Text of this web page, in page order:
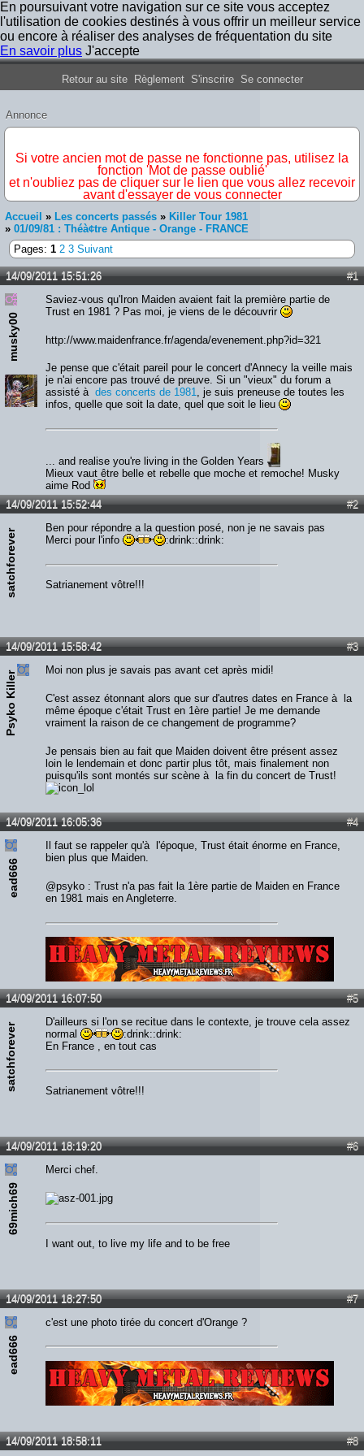
En poursuivant votre navigation sur ce site vous acceptez
l'utilisation de cookies destinés à vous offrir un meilleur service
ou encore à réaliser des analyses de fréquentation du site
En savoir plus J'accepte
Forum Iron Maiden France
Retour au site Règlement S'inscrire Se connecter
Annonce
Si votre ancien mot de passe ne fonctionne pas, utilisez la
fonction 'Mot de passe oublié'
et n'oubliez pas de cliquer sur le lien que vous allez recevoir
avant d'essayer de vous connecter
Accueil » Les concerts passés » Killer Tour 1981
» 01/09/81 : Théà¢tre Antique - Orange - FRANCE
Pages: 1 2 3 Suivant
#1
14/09/2011 15:51:26
musky00
Saviez-vous qu'Iron Maiden avaient fait la première partie de
Trust en 1981 ? Pas moi, je viens de le découvrir
http://www.maidenfrance.fr/agenda/evenement.php?id=321
Je pense que c'était pareil pour le concert d'Annecy la veille mais
je n'ai encore pas trouvé de preuve. Si un "vieux" du forum a
assisté à des concerts de 1981, je suis preneuse de toutes les
infos, quelle que soit la date, quel que soit le lieu
... and realise you're living in the Golden Years
Mieux vaut être belle et rebelle que moche et remoche! Musky
aime Rod
#2
14/09/2011 15:52:44
satchforever
Ben pour répondre a la question posé, non je ne savais pas
Merci pour l'info
:drink::drink:
Satrianement vôtre!!!
#3
14/09/2011 15:58:42
Psyko Killer
Moi non plus je savais pas avant cet après midi!
C'est assez étonnant alors que sur d'autres dates en France à la
même époque c'était Trust en 1ère partie! Je me demande
vraiment la raison de ce changement de programme?
Je pensais bien au fait que Maiden doivent être présent assez
loin le lendemain et donc partir plus tôt, mais finalement non
puisqu'ils sont montés sur scène à la fin du concert de Trust!
#4
14/09/2011 16:05:36
ead666
Il faut se rappeler qu'à l'époque, Trust était énorme en France,
bien plus que Maiden.
@psyko : Trust n'a pas fait la 1ère partie de Maiden en France
en 1981 mais en Angleterre.
Lien :http://heavymetalreviews.fr/
#5
14/09/2011 16:07:50
satchforever
D'ailleurs si l'on se recitue dans le contexte, je trouve cela assez
normal
:drink::drink:
En France , en tout cas
Satrianement vôtre!!!
#6
14/09/2011 18:19:20
69mich69
Merci chef.
I want out, to live my life and to be free
#7
14/09/2011 18:27:50
ead666
c'est une photo tirée du concert d'Orange ?
#8
14/09/2011 18:58:11